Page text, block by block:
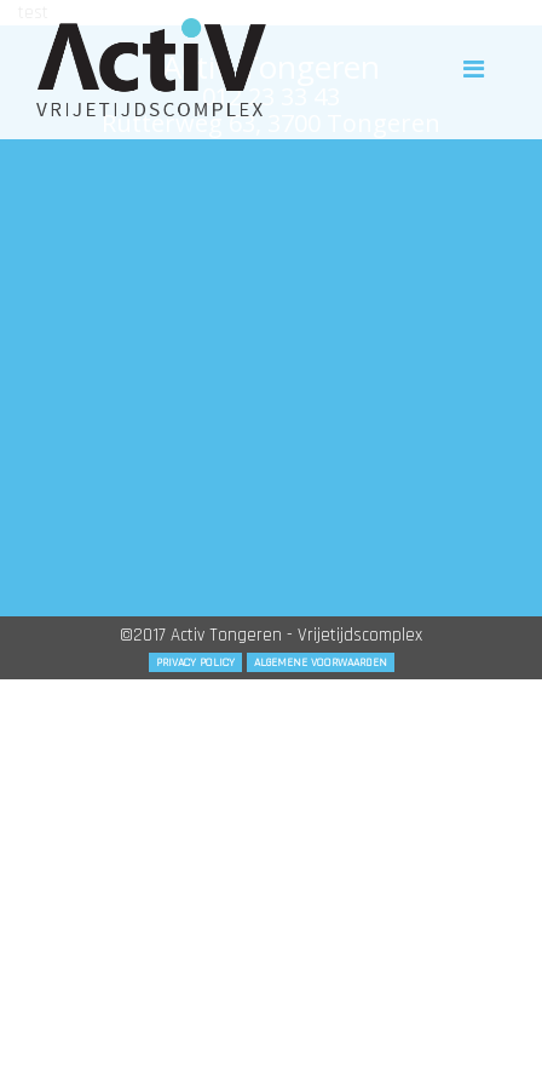
Activ Tongeren
012 23 33 43
Rutterweg 63, 3700 Tongeren
©2017 Activ Tongeren - Vrijetijdscomplex
PRIVACY POLICY ALGEMENE VOORWAARDEN